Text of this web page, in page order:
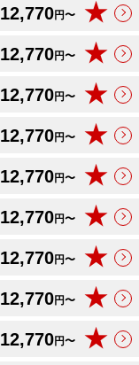
12,770円〜 ★
12,770円〜 ★
12,770円〜 ★
12,770円〜 ★
12,770円〜 ★
12,770円〜 ★
12,770円〜 ★
12,770円〜 ★
12,770円〜 ★